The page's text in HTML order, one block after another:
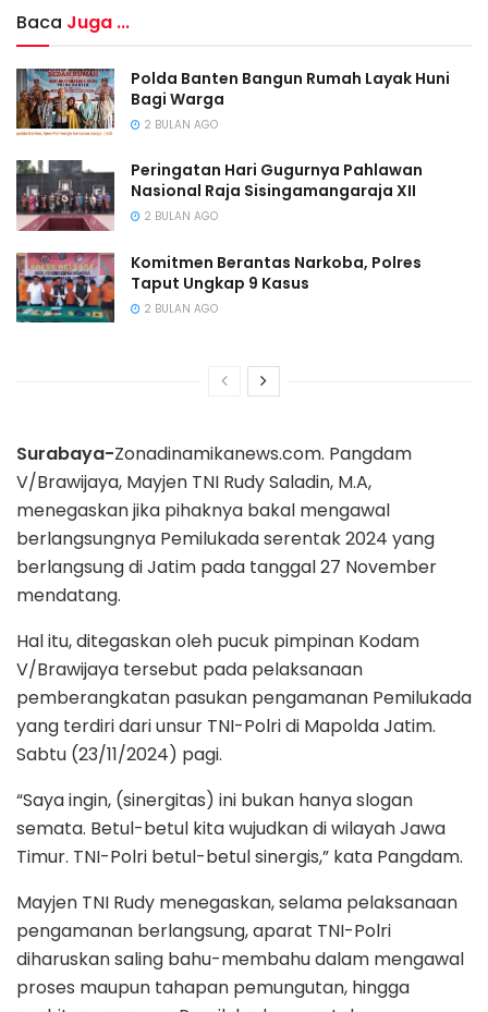
Baca Juga ...
Polda Banten Bangun Rumah Layak Huni
Bagi Warga
2 BULAN AGO
Peringatan Hari Gugurnya Pahlawan
Nasional Raja Sisingamangaraja XII
2 BULAN AGO
Komitmen Berantas Narkoba, Polres
Taput Ungkap 9 Kasus
2 BULAN AGO
Surabaya-Zonadinamikanews.com. Pangdam
V/Brawijaya, Mayjen TNI Rudy Saladin, M.A,
menegaskan jika pihaknya bakal mengawal
berlangsungnya Pemilukada serentak 2024 yang
berlangsung di Jatim pada tanggal 27 November
mendatang.
Hal itu, ditegaskan oleh pucuk pimpinan Kodam
V/Brawijaya tersebut pada pelaksanaan
pemberangkatan pasukan pengamanan Pemilukada
yang terdiri dari unsur TNI-Polri di Mapolda Jatim.
Sabtu (23/11/2024) pagi.
“Saya ingin, (sinergitas) ini bukan hanya slogan
semata. Betul-betul kita wujudkan di wilayah Jawa
Timur. TNI-Polri betul-betul sinergis,” kata Pangdam.
Mayjen TNI Rudy menegaskan, selama pelaksanaan
pengamanan berlangsung, aparat TNI-Polri
diharuskan saling bahu-membahu dalam mengawal
proses maupun tahapan pemungutan, hingga